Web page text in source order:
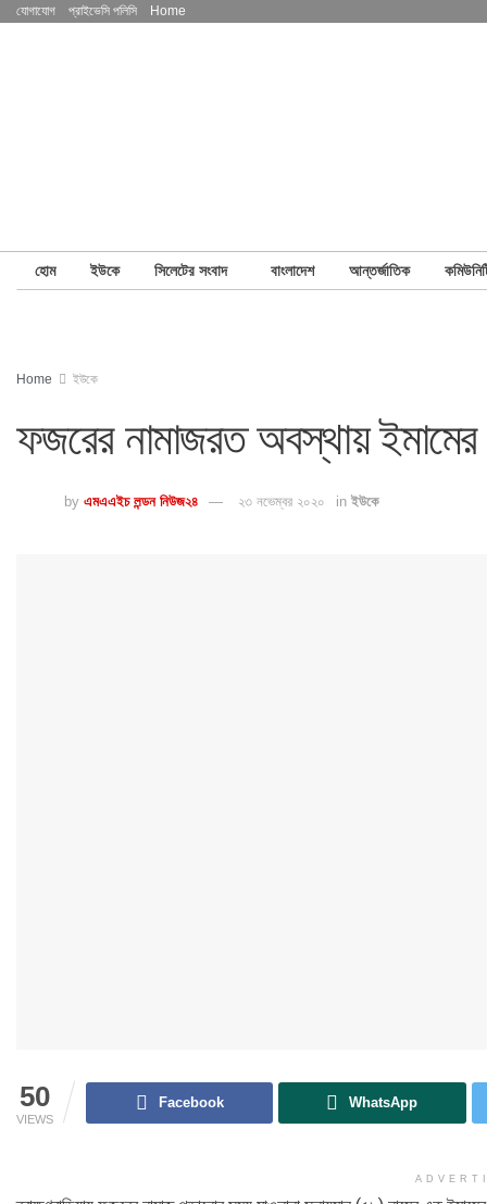
যোগাযোগ প্রাইভেসি পলিসি Home
হোম ইউকে সিলেটের সংবাদ বাংলাদেশ আন্তর্জাতিক
Home ইউকে
ফজরের নামাজরত অবস্থায়
by এমএএইচ লন্ডন নিউজ২৪ ২৩ নভেম্বর ২০২০ in ইউকে
50
VIEWS
Facebook WhatsApp